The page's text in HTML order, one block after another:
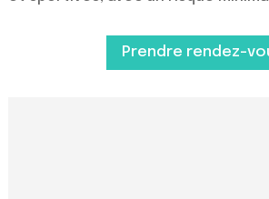
Prendre rendez-